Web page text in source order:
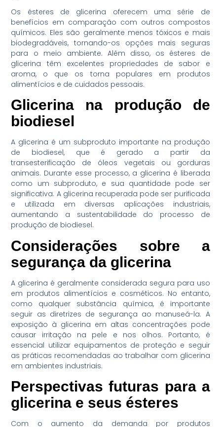
Os ésteres de glicerina oferecem uma série de
benefícios em comparação com outros compostos
químicos. Eles são geralmente menos tóxicos e mais
biodegradáveis, tornando-os opções mais seguras
para o meio ambiente. Além disso, os ésteres de
glicerina têm excelentes propriedades de sabor e
aroma, o que os torna populares em produtos
alimentícios e de cuidados pessoais.
Glicerina na produção de
biodiesel
A glicerina é um subproduto importante na produção
de biodiesel, que é gerado a partir da
transesterificação de óleos vegetais ou gorduras
animais. Durante esse processo, a glicerina é liberada
como um subproduto, e sua quantidade pode ser
significativa. A glicerina recuperada pode ser purificada
e utilizada em diversas aplicações industriais,
aumentando a sustentabilidade do processo de
produção de biodiesel.
Considerações sobre a
segurança da glicerina
A glicerina é geralmente considerada segura para uso
em produtos alimentícios e cosméticos. No entanto,
como qualquer substância química, é importante
seguir as diretrizes de segurança ao manuseá-la. A
exposição à glicerina em altas concentrações pode
causar irritação na pele e nos olhos. Portanto, é
essencial utilizar equipamentos de proteção e seguir
as práticas recomendadas ao trabalhar com glicerina
em ambientes industriais.
Perspectivas futuras para a
glicerina e seus ésteres
Com o aumento da demanda por produtos